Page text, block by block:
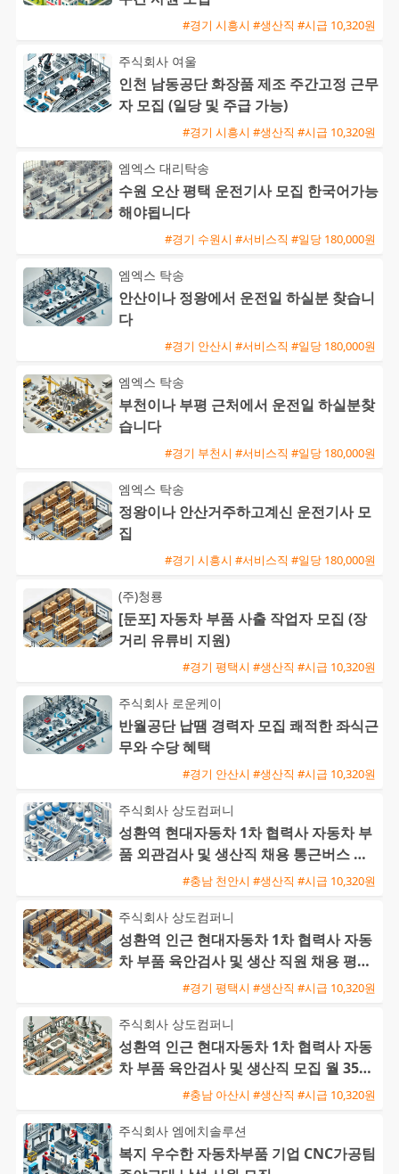
#경기 시흥시 #생산직 #시급 10,320원
주식회사 여울
인천 남동공단 화장품 제조 주간고정 근무
자 모집 (일당 및 주급 가능)
#경기 시흥시 #생산직 #시급 10,320원
엠엑스 대리탁송
수원 오산 평택 운전기사 모집 한국어가능
해야됩니다
#경기 수원시 #서비스직 #일당 180,000원
엠엑스 탁송
안산이나 정왕에서 운전일 하실분 찾습니
다
#경기 안산시 #서비스직 #일당 180,000원
엠엑스 탁송
부천이나 부평 근처에서 운전일 하실분찾
습니다
#경기 부천시 #서비스직 #일당 180,000원
엠엑스 탁송
정왕이나 안산거주하고계신 운전기사 모
집
#경기 시흥시 #서비스직 #일당 180,000원
(주)청룡
[둔포] 자동차 부품 사출 작업자 모집 (장
거리 유류비 지원)
#경기 평택시 #생산직 #시급 10,320원
주식회사 로운케이
반월공단 납땜 경력자 모집 쾌적한 좌식근
무와 수당 혜택
#경기 안산시 #생산직 #시급 10,320원
주식회사 상도컴퍼니
성환역 현대자동차 1차 협력사 자동차 부
품 외관검사 및 생산직 채용 통근버스 운
#충남 천안시 #생산직 #시급 10,320원
주식회사 상도컴퍼니
성환역 인근 현대자동차 1차 협력사 자동
차 부품 육안검사 및 생산 직원 채용 평택
통근버스 운행#경기 평택시 #생산직 #시급 10,320원
주식회사 상도컴퍼니
성환역 인근 현대자동차 1차 협력사 자동
차 부품 육안검사 및 생산직 모집 월 350
만에서 400만원#충남 아산시 #생산직 #시급 10,320원
주식회사 엠에치솔루션
복지 우수한 자동차부품 기업 CNC가공팀